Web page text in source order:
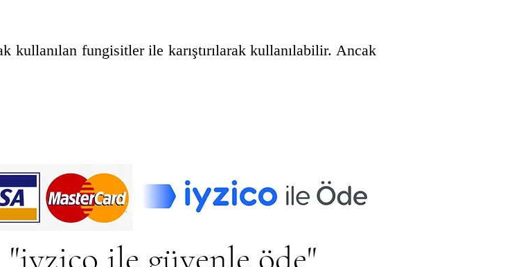
kullanılan fungisitler ile karıştırılarak kullanılabilir. Ancak
"iyzico ile güvenle öde"